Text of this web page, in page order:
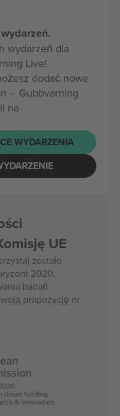
wydarzeń dla
Live!.
dodać nowe
– Gubbvarning
na
WYDARZENIA
UE
zostało
2020,
badań
propozycję nr